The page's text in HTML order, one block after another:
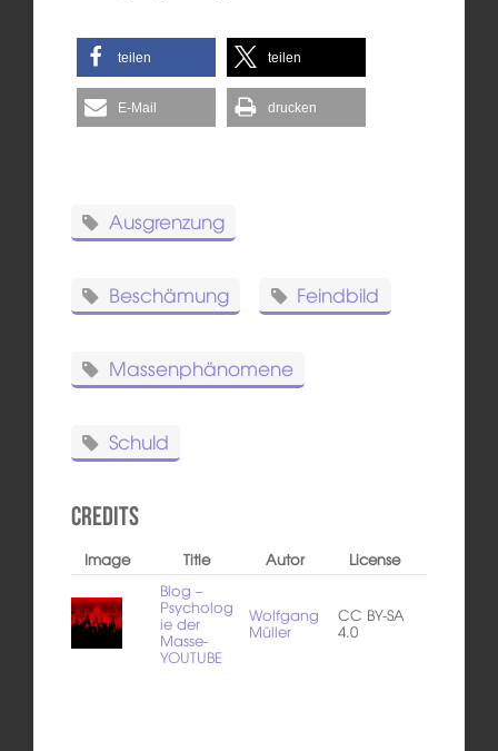
teilen teilen
E-Mail drucken
Ausgrenzung
Beschämung Feindbild
Massenphänomene
Schuld
Credits
Image Title Autor
License
Blog –
Psycholog
ie der
Masse-
YOUTUBE
Wolfgang
Müller
CC BY-SA
4.0